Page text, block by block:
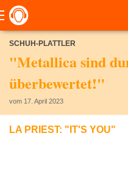
SCHUH-PLATTLER
"Metallica sind
überbewertet!"
vom 17. April 2023
LA PRIEST: "IT'S YOU"